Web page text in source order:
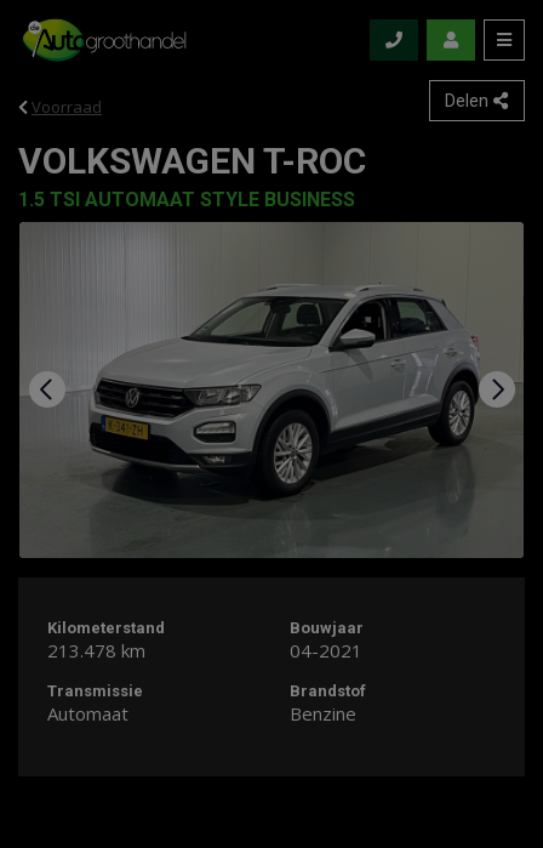
Voorraad Delen
Kilometerstand
213.478 km
Bouwjaar
04-2021
Transmissie
Automaat
Brandstof
Benzine
VOLKSWAGEN T-ROC
1.5 TSI AUTOMAAT STYLE BUSINESS